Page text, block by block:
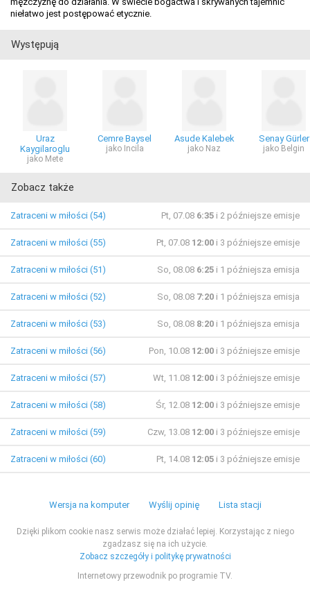
niełatwo jest postępować etycznie.
Występują
Uraz
Kaygilaroglu
jako Mete
Cemre Baysel
jako Incila
Asude Kalebek
jako Naz
Senay Gürler
jako Belgin
Zobacz także
Zatraceni w miłości (54) Pt, 07.08 6:35 i 2 późniejsze emisje
Zatraceni w miłości (55) Pt, 07.08 12:00 i 3 późniejsze emisje
Zatraceni w miłości (51) So, 08.08 6:25 i 1 późniejsza emisja
Zatraceni w miłości (52) So, 08.08 7:20 i 1 późniejsza emisja
Zatraceni w miłości (53) So, 08.08 8:20 i 1 późniejsza emisja
Zatraceni w miłości (56) Pon, 10.08 12:00 i 3 późniejsze emisje
Zatraceni w miłości (57) Wt, 11.08 12:00 i 3 późniejsze emisje
Zatraceni w miłości (58) Śr, 12.08 12:00 i 3 późniejsze emisje
Zatraceni w miłości (59) Czw, 13.08 12:00 i 3 późniejsze emisje
Zatraceni w miłości (60) Pt, 14.08 12:05 i 3 późniejsze emisje
Wersja na komputer Wyślij opinię Lista stacji
Dzięki plikom cookie nasz serwis może działać lepiej. Korzystając z niego
zgadzasz się na ich użycie.
Zobacz szczegóły i politykę prywatności
Internetowy przewodnik po programie TV.